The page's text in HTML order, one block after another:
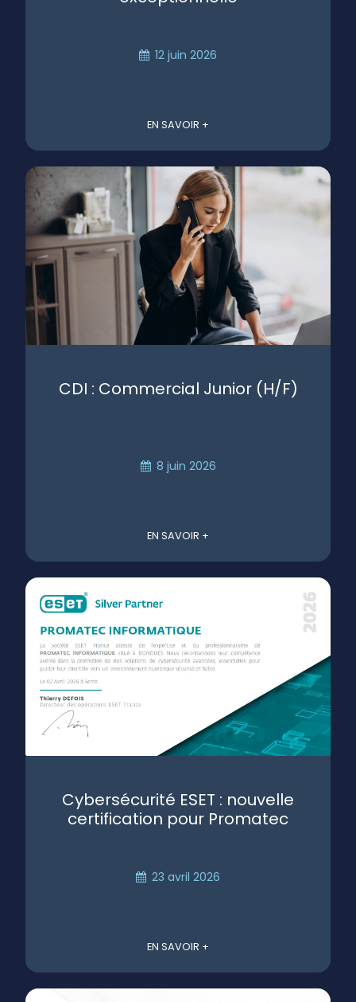
12 juin 2026
EN SAVOIR +
CDI : Commercial Junior (H/F)
8 juin 2026
EN SAVOIR +
Cybersécurité ESET : nouvelle
certification pour Promatec
23 avril 2026
EN SAVOIR +